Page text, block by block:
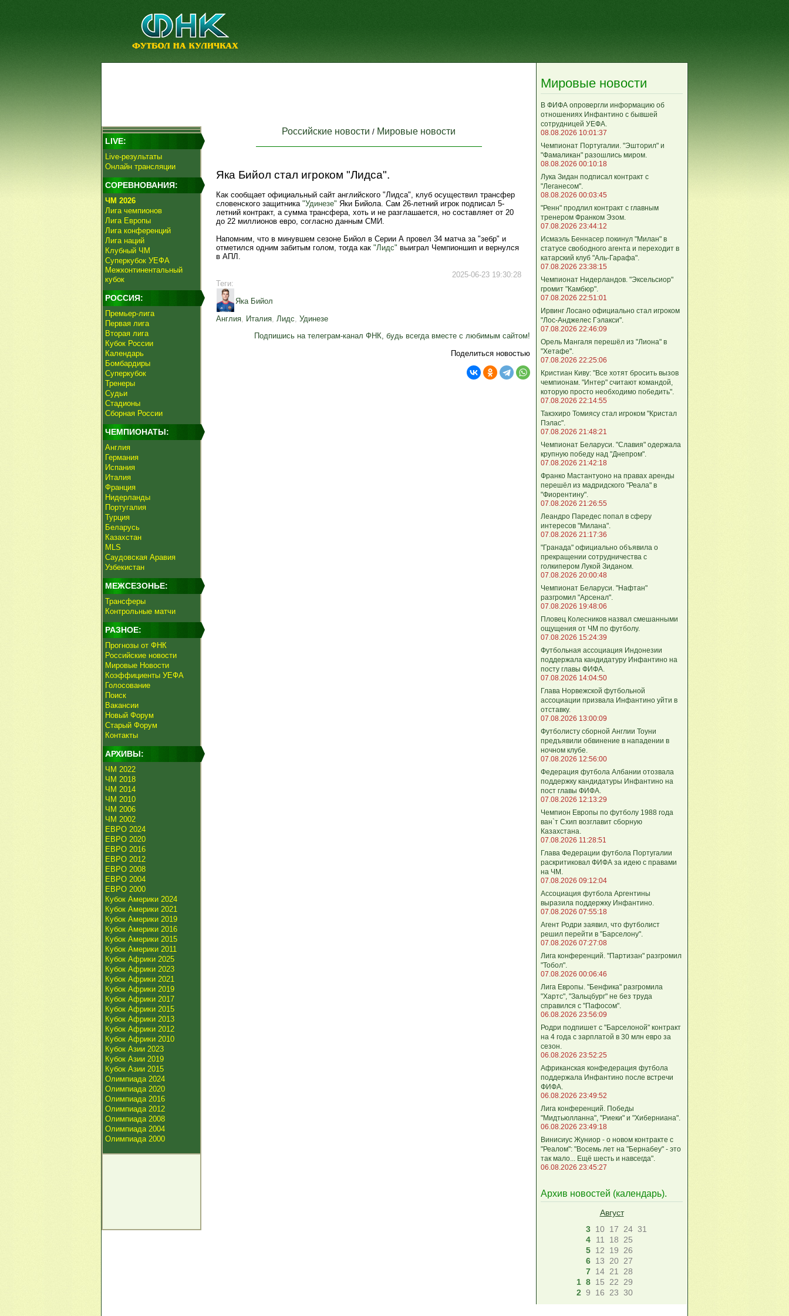
LIVE:
Live-результаты
Онлайн трансляции
СОРЕВНОВАНИЯ:
ЧМ 2026
Лига чемпионов
Лига Европы
Лига конференций
Лига наций
Клубный ЧМ
Суперкубок УЕФА
Межконтинентальный
кубок
РОССИЯ:
Премьер-лига
Первая лига
Вторая лига
Кубок России
Календарь
Бомбардиры
Суперкубок
Тренеры
Судьи
Стадионы
Сборная России
ЧЕМПИОНАТЫ:
Англия
Германия
Испания
Италия
Франция
Нидерланды
Португалия
Турция
Беларусь
Казахстан
MLS
Саудовская Аравия
Узбекистан
МЕЖСЕЗОНЬЕ:
Трансферы
Контрольные матчи
РАЗНОЕ:
Прогнозы от ФНК
Российские новости
Мировые Новости
Коэффициенты УЕФА
Голосование
Поиск
Вакансии
Новый Форум
Старый Форум
Контакты
АРХИВЫ:
ЧМ 2022
ЧМ 2018
ЧМ 2014
ЧМ 2010
ЧМ 2006
ЧМ 2002
ЕВРО 2024
ЕВРО 2020
ЕВРО 2016
ЕВРО 2012
ЕВРО 2008
ЕВРО 2004
ЕВРО 2000
Кубок Америки 2024
Кубок Америки 2021
Кубок Америки 2019
Кубок Америки 2016
Кубок Америки 2015
Кубок Америки 2011
Кубок Африки 2025
Кубок Африки 2023
Кубок Африки 2021
Кубок Африки 2019
Кубок Африки 2017
Кубок Африки 2015
Кубок Африки 2013
Кубок Африки 2012
Кубок Африки 2010
Кубок Азии 2023
Кубок Азии 2019
Кубок Азии 2015
Олимпиада 2024
Олимпиада 2020
Олимпиада 2016
Олимпиада 2012
Олимпиада 2008
Олимпиада 2004
Олимпиада 2000
Российские новости / Мировые новости
Яка Бийол стал игроком "Лидса".
Как сообщает официальный сайт английского "Лидса", клуб осуществил трансфер
словенского защитника "Удинезе" Яки Бийола. Сам 26-летний игрок подписал 5-
летний контракт, а сумма трансфера, хоть и не разглашается, но составляет от 20
до 22 миллионов евро, согласно данным СМИ.
Напомним, что в минувшем сезоне Бийол в Серии А провел 34 матча за "зебр" и
отметился одним забитым голом, тогда как "Лидс" выиграл Чемпионшип и вернулся
в АПЛ.
2025-06-23 19:30:28
Теги:
Яка Бийол
Англия, Италия, Лидс, Удинезе
Подпишись на телеграм-канал ФНК, будь всегда вместе с любимым сайтом!
Поделиться новостью
Мировые новости
В ФИФА опровергли информацию об
отношениях Инфантино с бывшей
сотрудницей УЕФА.
08.08.2026 10:01:37
Чемпионат Португалии. "Эшторил" и
"Фамаликан" разошлись миром.
08.08.2026 00:10:18
Лука Зидан подписал контракт с
"Леганесом".
08.08.2026 00:03:45
"Ренн" продлил контракт с главным
тренером Франком Эзом.
07.08.2026 23:44:12
Исмаэль Беннасер покинул "Милан" в
статусе свободного агента и переходит в
катарский клуб "Аль-Гарафа".
07.08.2026 23:38:15
Чемпионат Нидерландов. "Эксельсиор"
громит "Камбюр".
07.08.2026 22:51:01
Ирвинг Лосано официально стал игроком
"Лос-Анджелес Гэлакси".
07.08.2026 22:46:09
Орель Мангаля перешёл из "Лиона" в
"Хетафе".
07.08.2026 22:25:06
Кристиан Киву: "Все хотят бросить вызов
чемпионам. "Интер" считают командой,
которую просто необходимо победить".
07.08.2026 22:14:55
Такэхиро Томиясу стал игроком "Кристал
Пэлас".
07.08.2026 21:48:21
Чемпионат Беларуси. "Славия" одержала
крупную победу над "Днепром".
07.08.2026 21:42:18
Франко Мастантуоно на правах аренды
перешёл из мадридского "Реала" в
"Фиорентину".
07.08.2026 21:26:55
Леандро Паредес попал в сферу
интересов "Милана".
07.08.2026 21:17:36
"Гранада" официально объявила о
прекращении сотрудничества с
голкипером Лукой Зиданом.
07.08.2026 20:00:48
Чемпионат Беларуси. "Нафтан"
разгромил "Арсенал".
07.08.2026 19:48:06
Пловец Колесников назвал смешанными
ощущения от ЧМ по футболу.
07.08.2026 15:24:39
Футбольная ассоциация Индонезии
поддержала кандидатуру Инфантино на
посту главы ФИФА.
07.08.2026 14:04:50
Глава Норвежской футбольной
ассоциации призвала Инфантино уйти в
отставку.
07.08.2026 13:00:09
Футболисту сборной Англии Тоуни
предъявили обвинение в нападении в
ночном клубе.
07.08.2026 12:56:00
Федерация футбола Албании отозвала
поддержку кандидатуры Инфантино на
пост главы ФИФА.
07.08.2026 12:13:29
Чемпион Европы по футболу 1988 года
ван`т Схип возглавит сборную
Казахстана.
07.08.2026 11:28:51
Глава Федерации футбола Португалии
раскритиковал ФИФА за идею с правами
на ЧМ.
07.08.2026 09:12:04
Ассоциация футбола Аргентины
выразила поддержку Инфантино.
07.08.2026 07:55:18
Агент Родри заявил, что футболист
решил перейти в "Барселону".
07.08.2026 07:27:08
Лига кoнференций. "Партизан" разгромил
"Тобол".
07.08.2026 00:06:46
Лига Европы. "Бенфика" разгромила
"Хартс", "Зальцбург" не без труда
справился с "Пафосом".
06.08.2026 23:56:09
Родри подпишет с "Барселоной" контракт
на 4 года с зарплатой в 30 млн евро за
сезон.
06.08.2026 23:52:25
Африканская конфедерация футбола
поддержала Инфантино после встречи
ФИФА.
06.08.2026 23:49:52
Лига кoнференций. Победы
"Мидтьюлланна", "Риеки" и "Хиберниана".
06.08.2026 23:49:18
Винисиус Жуниор - о новом контракте с
"Реалом": "Восемь лет на "Бернабеу" - это
так мало... Ещё шесть и навсегда".
06.08.2026 23:45:27
Архив новостей (календарь).
Август
3 10 17 24 31
4
11 18
25
5 12 19
26
6 13 20 27
7 14 21
28
1 8 15 22
29
2 9 16 23 30